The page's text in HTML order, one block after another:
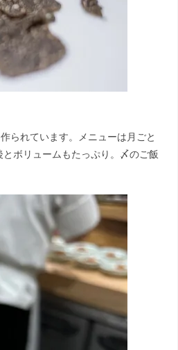
られています。メニューは月ごと
ボリュームもたっぷり。〆のご飯